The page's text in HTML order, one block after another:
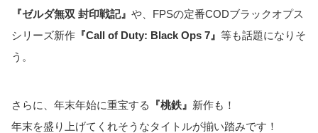
『ゼルダ無双 封印戦記』 や、FPSの定番CODブラックオプス
シリーズ新作 『Call of Duty: Black Ops 7』 等も話題になりそ
う。
さらに、年末年始に重宝する 『桃鉄』 新作も！
年末を盛り上げてくれそうなタイトルが揃い踏みです！